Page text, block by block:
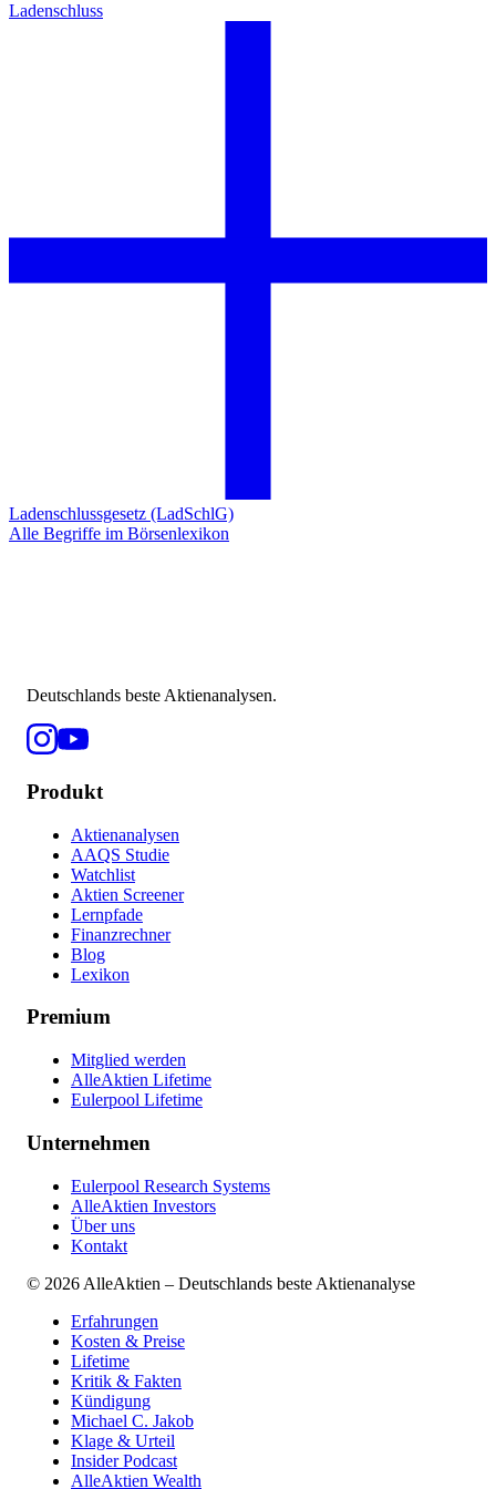
Ladenschluss
Ladenschlussgesetz (LadSchlG)
Alle Begriffe im Börsenlexikon
Deutschlands beste Aktienanalysen.
Produkt
Aktienanalysen
AAQS Studie
Watchlist
Aktien Screener
Lernpfade
Finanzrechner
Blog
Lexikon
Premium
Mitglied werden
AlleAktien Lifetime
Eulerpool Lifetime
Unternehmen
Eulerpool Research Systems
AlleAktien Investors
Über uns
Kontakt
© 2026 AlleAktien – Deutschlands beste Aktienanalyse
Erfahrungen
Kosten & Preise
Lifetime
Kritik & Fakten
Kündigung
Michael C. Jakob
Klage & Urteil
Insider Podcast
AlleAktien Wealth